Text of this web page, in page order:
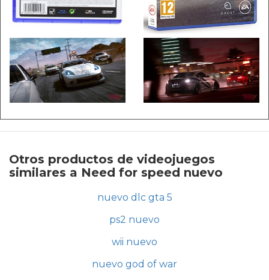
Otros productos de videojuegos
similares a Need for speed nuevo
nuevo dlc gta 5
ps2 nuevo
wii nuevo
nuevo god of war